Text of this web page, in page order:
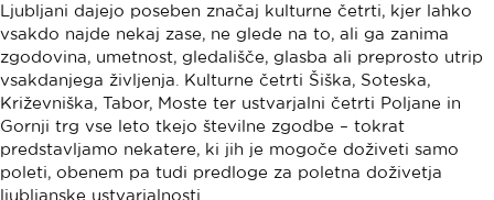
Ljubljani dajejo poseben značaj kulturne četrti, kjer lahko
vsakdo najde nekaj zase, ne glede na to, ali ga zanima
zgodovina, umetnost, gledališče, glasba ali preprosto utrip
vsakdanjega življenja. Kulturne četrti Šiška, Soteska,
Križevniška, Tabor, Moste ter ustvarjalni četrti Poljane in
Gornji trg vse leto tkejo številne zgodbe – tokrat
predstavljamo nekatere, ki jih je mogoče doživeti samo
poleti, obenem pa tudi predloge za poletna doživetja
ljubljanske ustvarjalnosti.